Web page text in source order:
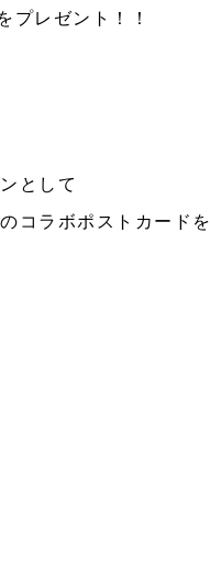
プレゼント！！
として
コラボポストカードを